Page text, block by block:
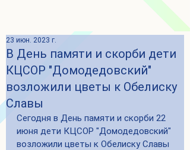
В День памяти и скорби дети
КЦСОР "Домодедовский"
возложили цветы к Обелиску
Славы
23 июн. 2023 г.
Сегодня в День памяти и скорби 22
июня дети КЦСОР "Домодедовский"
возложили цветы к Обелиску Славы